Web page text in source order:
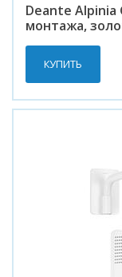
Deante Alpinia
монтажа,
КУПИТЬ